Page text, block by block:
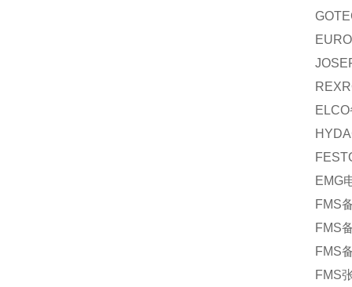
ELCO
EMG
FMS
FMS
FMS
FMS